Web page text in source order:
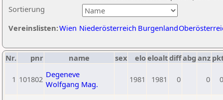
Sortierung
Vereinslisten:Wien Niederösterreich Burgenland
Nr. pnr name sex eloeloaltdiffabg anz
1 101802 Degeneve
Wolfgang Mag.
1981 1981 0 0 0